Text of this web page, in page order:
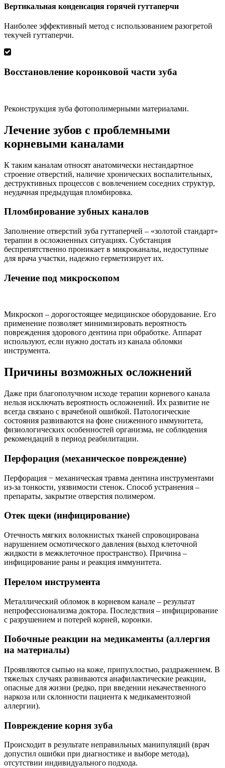
Вертикальная конденсация горячей гуттаперчи
Наиболее эффективный метод с использованием разогретой
текучей гуттаперчи.
Восстановление коронковой части зуба
Реконструкция зуба фотополимерными материалами.
Лечение зубов с проблемными
корневыми каналами
К таким каналам относят анатомически нестандартное
строение отверстий, наличие хронических воспалительных,
деструктивных процессов с вовлечением соседних структур,
неудачная предыдущая пломбировка.
Пломбирование зубных каналов
Заполнение отверстий зуба гуттаперчей – «золотой стандарт»
терапии в осложненных ситуациях. Субстанция
беспрепятственно проникает в микроканалы, недоступные
для врача участки, надежно герметизирует их.
Лечение под микроскопом
Микроскоп – дорогостоящее медицинское оборудование. Его
применение позволяет минимизировать вероятность
повреждения здорового дентина при обработке. Аппарат
используют, если нужно достать из канала обломки
инструмента.
Причины возможных осложнений
Даже при благополучном исходе терапии корневого канала
нельзя исключать вероятность осложнений. Их развитие не
всегда связано с врачебной ошибкой. Патологические
состояния развиваются на фоне сниженного иммунитета,
физиологических особенностей организма, не соблюдения
рекомендаций в период реабилитации.
Перфорация (механическое повреждение)
Перфорация − механическая травма дентина инструментами
из-за тонкости, уязвимости стенок. Способ устранения –
препараты, закрытие отверстия полимером.
Отек щеки (инфицирование)
Отечность мягких волокнистых тканей спровоцирована
нарушением осмотического давления (выход клеточной
жидкости в межклеточное пространство). Причина –
инфицирование раны и реакция иммунитета.
Перелом инструмента
Металлический обломок в корневом канале – результат
непрофессионализма доктора. Последствия – инфицирование
с разрушением и потерей корней, коронки.
Побочные реакции на медикаменты (аллергия
на материалы)
Проявляются сыпью на коже, припухлостью, раздражением. В
тяжелых случаях развиваются анафилактические реакции,
опасные для жизни (редко, при введении некачественного
наркоза или склонности пациента к медикаментозной
аллергии).
Повреждение корня зуба
Происходит в результате неправильных манипуляций (врач
допустил ошибки при диагностике и выборе метода),
отсутствии индивидуального подхода.